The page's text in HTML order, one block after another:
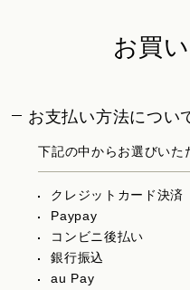
お買
お支払い方法につい
下記の中からお選びいた
クレジットカード決済
Paypay
コンビニ後払い
銀行振込
au Pay